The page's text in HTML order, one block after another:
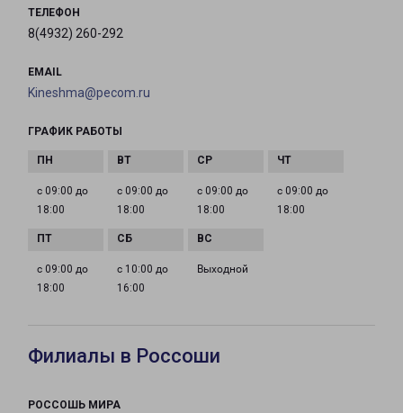
ТЕЛЕФОН
8(4932) 260-292
EMAIL
Kineshma@pecom.ru
ГРАФИК РАБОТЫ
с 09:00 до
18:00
с 09:00 до
18:00
с 09:00 до
18:00
с 09:00 до
18:00
с 09:00 до
18:00
с 10:00 до
16:00
Выходной
Филиалы в Россоши
РОССОШЬ МИРА